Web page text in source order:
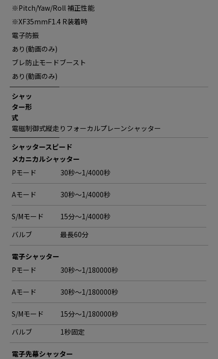
※Pitch/Yaw/Roll 補正性能
※XF35mmF1.4 R装着時
電子防振
あり(動画のみ)
ブレ防止モードブースト
あり(動画のみ)
シャッ
ター形
式
電磁制御式縦走りフォーカルプレーンシャッター
シャッタースピード
メカニカルシャッター
Pモード
30秒〜1/4000秒
Aモード 30秒〜1/4000秒
S/Mモード
15分〜1/4000秒
バルブ
最長60分
電子シャッター
Pモード
30秒〜1/180000秒
Aモード 30秒〜1/180000秒
S/Mモード
15分〜1/180000秒
バルブ
1秒固定
電子先幕シャッター